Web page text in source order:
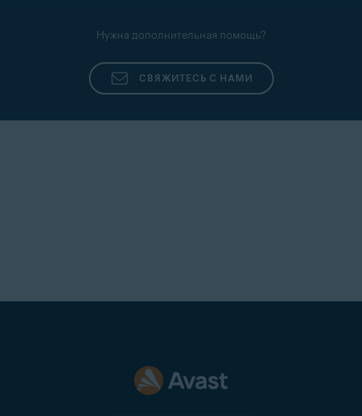
Нужна дополнительная помощь?
СВЯЖИТЕСЬ С НАМИ